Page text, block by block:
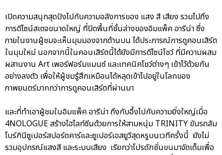
เปิดความสนุกสุดปังไปกับความอลังการของ แสง สี เสียง รวมไปถึง
การดีไซน์สเตจขนาดใหญ่ ที่ปิดพื้นที่ชั้นล่างของอิมแพ็ค อารีน่า ซึ่ง
ภายในงานผู้ชมจะเห็นมุมมองจากด้านบน ได้ประการณ์การดูคอนเสิร์ต
ในมุมใหม่ นอกจากนี้ในคอนเสิร์ตนี้ได้ยังมีการดีไซน์โชว์ ที่มีความผสม
ผสานงาน Art เพอร์ฟอร์มแมนซ์ และเทคนิคโชว์ต่างๆ เข้าไว้ด้วยกัน
อย่างลงตัว เพื่อให้ผู้ชมรู้สึกเหมือนได้หลุดเข้าไปอยู่ในโลกของ
ภาพยนตร์มากกว่าการดูคอนเสิร์ตที่ผ่านมา
และที่ทำเอาผู้ชมในอิมแพ็ค อารีน่า ถึงกับอึ้งไปกับความยิ่งใหญ่เมื่อ
4NOLOGUE สร้างไฮไลท์ซีนด้วยการให้สามหนุ่ม TRINITY ขับรถลัม
โบร์กินีซูเปอร์สปอร์ตคาร์และซูเปอร์เอสยูวีสุดหรูบนเวทีครั้งนี้ ยังไม่
รวมอุปกรณ์แสงสี และระบบเสียง เรียกว่าโปรดักชั่นขนมาจัดเต็มเพื่อ